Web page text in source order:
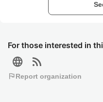
For those interested in
language rss_feed
flagReport organization